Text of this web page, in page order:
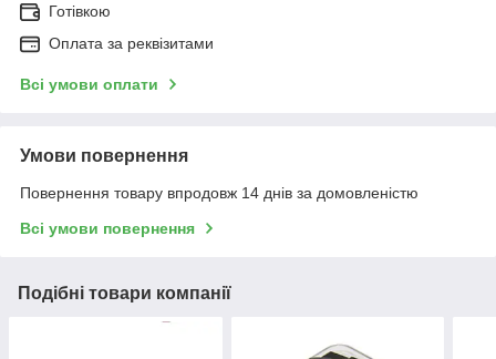
Готівкою
Оплата за реквізитами
Всі умови оплати
Умови повернення
Повернення товару впродовж 14 днів за домовленістю
Всі умови повернення
Подібні товари компанії